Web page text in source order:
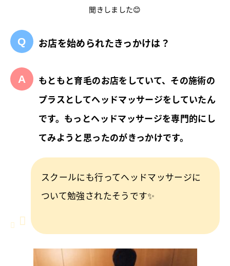
聞きしました😊
お店を始められたきっかけは？
もともと育毛のお店をしていて、その施術の
プラスとしてヘッドマッサージをしていたん
です。もっとヘッドマッサージを専門的にし
てみようと思ったのがきっかけです。
スクールにも行ってヘッドマッサージに
ついて勉強されたそうです✨